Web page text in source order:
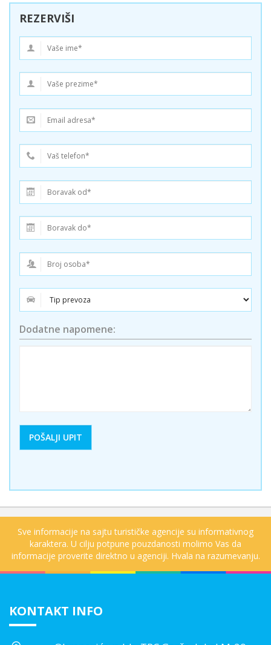
REZERVIŠI
Dodatne napomene:
Sve informacije na sajtu turističke agencije su informativnog
karaktera. U cilju potpune pouzdanosti molimo Vas da
informacije proverite direktno u agenciji. Hvala na razumevanju.
KONTAKT INFO